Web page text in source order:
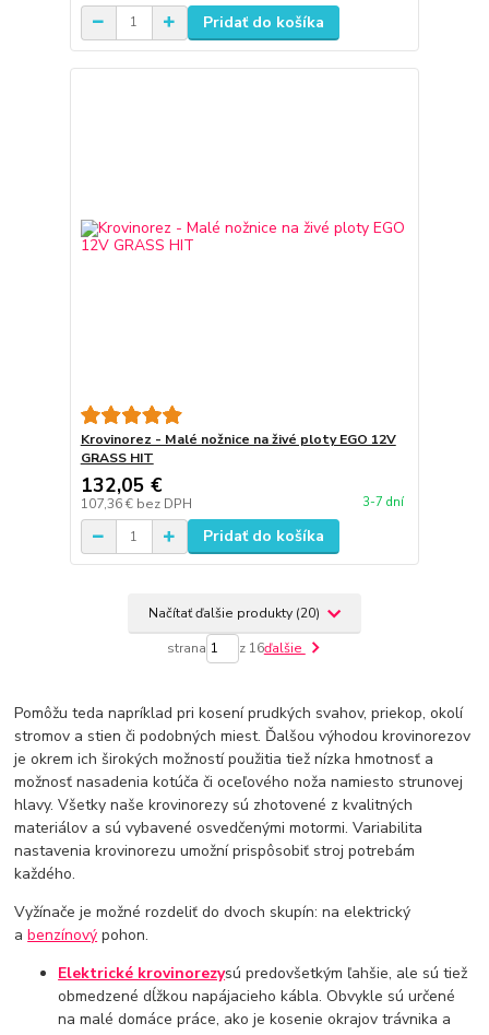
Pridať do košíka
Krovinorez - Malé nožnice na živé ploty EGO 12V
GRASS HIT
132,05 €
107,36 € bez DPH 3-7 dní
Pridať do košíka
Načítať ďalšie produkty (20)
strana z 16ďalšie
Pomôžu teda napríklad pri kosení prudkých svahov, priekop, okolí
stromov a stien či podobných miest. Ďalšou výhodou krovinorezov
je okrem ich širokých možností použitia tiež nízka hmotnosť a
možnosť nasadenia kotúča či oceľového noža namiesto strunovej
hlavy. Všetky naše krovinorezy sú zhotovené z kvalitných
materiálov a sú vybavené osvedčenými motormi. Variabilita
nastavenia krovinorezu umožní prispôsobiť stroj potrebám
každého.
Vyžínače je možné rozdeliť do dvoch skupín: na elektrický
abenzínový pohon.
Elektrické krovinorezysú predovšetkým ľahšie, ale sú tiež
obmedzené dĺžkou napájacieho kábla. Obvykle sú určené
na malé domáce práce, ako je kosenie okrajov trávnika a